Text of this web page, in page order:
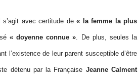
s’agit avec certitude de« la femme la plus
« doyenne connue ». De plus, seules la
l’existence de leur parent susceptible d’être
détenu par la Française Jeanne Calment